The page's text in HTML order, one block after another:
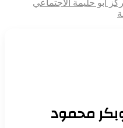
أبو حليمة الاجتماعي
محمود